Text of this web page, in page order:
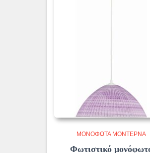
ΜΟΝΌΦΩΤΑ ΜΟΝΤΈΡΝΑ
Φωτιστικό